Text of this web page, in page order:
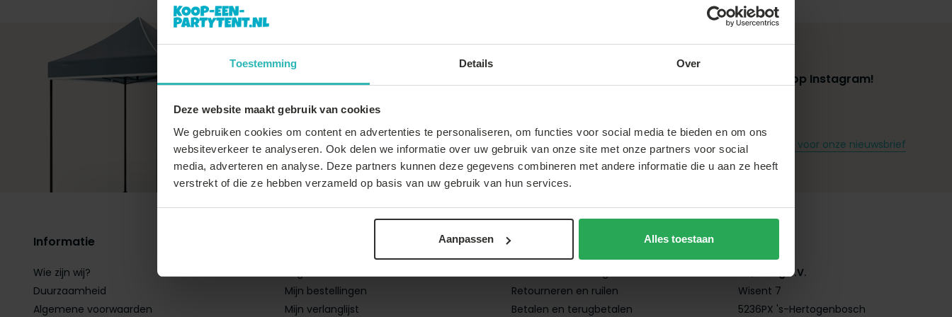
Toestemming Details Over
Deze website maakt gebruik van cookies
We gebruiken cookies om content en advertenties te personaliseren, om functies voor social media te bieden en om ons
websiteverkeer te analyseren. Ook delen we informatie over uw gebruik van onze site met onze partners voor social
media, adverteren en analyse. Deze partners kunnen deze gegevens combineren met andere informatie die u aan ze heeft
verstrekt of die ze hebben verzameld op basis van uw gebruik van hun services.
Aanpassen Alles toestaan
+31 (0)88-22 66 300
Vragen over jebezorging
onzeklantenservicepagina Thuiswinkel Waarborg
Volg ons op Instagram!
Meld je aan voor onze nieuwsbrief
Informatie
Wie zijn wij?
Duurzaamheid
Algemene voorwaarden
Registreren
Mijn bestellingen
Mijn verlanglijst
Bestellen en bezorgen
Retourneren en ruilen
Betalen en terugbetalen
AQ Living B.V.
Wisent 7
5236PX 's-Hertogenbosch